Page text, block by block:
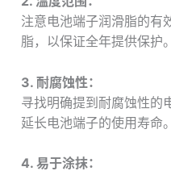
注意电池端子润滑脂的有
脂，以保证全年提供保护。
3. 耐腐蚀性：
寻找明确提到耐腐蚀性的
延长电池端子的使用寿命。
4. 易于涂抹：